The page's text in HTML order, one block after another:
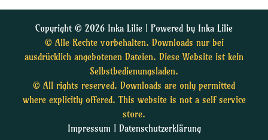
Copyright © 2026 Inka Lilie | Powered by Inka Lilie
© Alle Rechte vorbehalten. Downloads nur bei
ausdrücklich angebotenen Dateien. Diese Website ist kein
Selbstbedienungsladen.
© All rights reserved. Downloads are only permitted
where explicitly offered. This website is not a self service
store.
Impressum| Datenschutzerklärung